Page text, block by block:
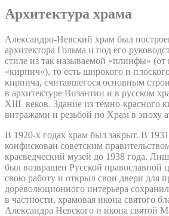
Архитектура храма
Александро-Невский храм был
архитектора Гольма и под его
стиле из так называемой «плинфы» (от
«кирпич»), то есть широкого и
кирпича, считавшегося основным
в архитектуре Византии и в русском
XIII веков. Здание из темно-красного
витражами и резьбой по Храм в эпоху
В 1920-х годах храм был закрыт. В
конфискован советским
краеведческий музей до 1938 года.
был возвращен Русской православной
свою работу и открыл свои двери для
дореволюционного интерьера
в частности, храмовая икона святого
Александра Невского и икона святой